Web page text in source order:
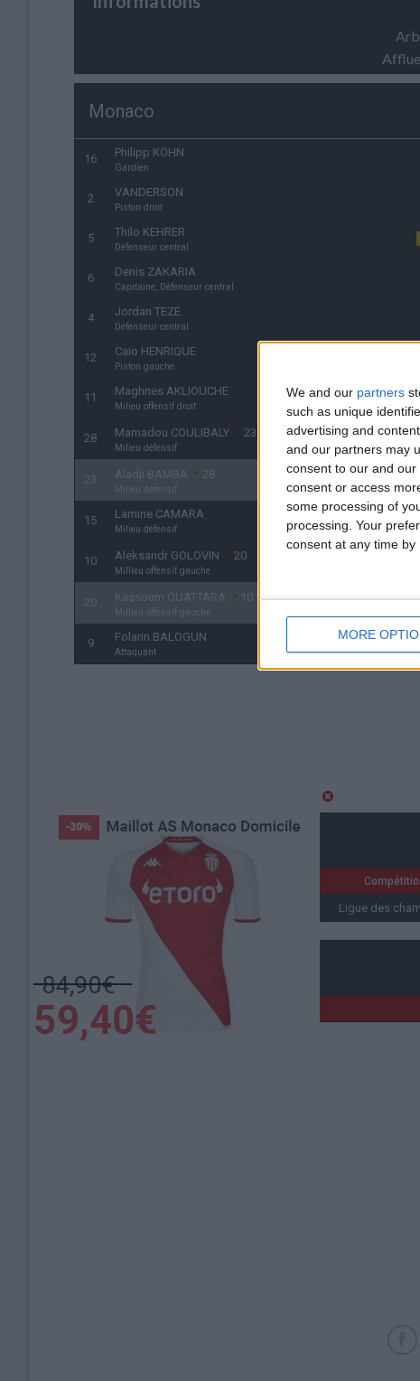
We and our partners
such as unique
advertising and
and our partners may
consent to our and our
consent or access
some processing of
processing. Your
consent at any time by
MORE
Monaco
16 Philipp KÖHN
Gardien
2 VANDERSON
Piston droit
5 Thilo KEHRER
Défenseur central
6 Denis ZAKARIA
Capitaine, Défenseur central
4 Jordan TEZE
Défenseur central
12 Caio HENRIQUE
Piston gauche
11 Maghnes AKLIOUCHE
Milieu offensif droit
28 Mamadou COULIBALY 23
Milieu défensif
23 Aladji BAMBA 28
Milieu défensif
15 Lamine CAMARA
Milieu défensif
10 Aleksandr GOLOVIN 20
Millieu offensif gauche
20 Kassoum OUATTARA 10
Millieu offensif gauche
9 Folarin BALOGUN
Attaquant
Détails
Date
28 janvier 2026 Ligue des
Lieu de la rencontre